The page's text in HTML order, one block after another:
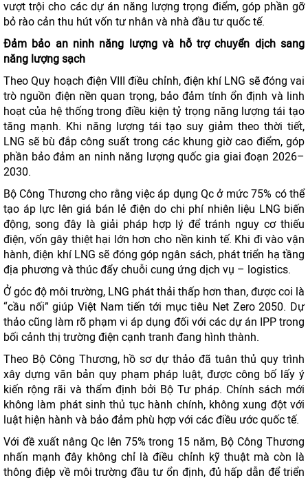
vượt trội cho các dự án năng lượng trọng điểm, góp phần gỡ
bỏ rào cản thu hút vốn tư nhân và nhà đầu tư quốc tế.
Đảm bảo an ninh năng lượng và hỗ trợ chuyển dịch sang
năng lượng sạch
Theo Quy hoạch điện VIII điều chỉnh, điện khí LNG sẽ đóng vai
trò nguồn điện nền quan trọng, bảo đảm tính ổn định và linh
hoạt của hệ thống trong điều kiện tỷ trọng năng lượng tái tạo
tăng mạnh. Khi năng lượng tái tạo suy giảm theo thời tiết,
LNG sẽ bù đắp công suất trong các khung giờ cao điểm, góp
phần bảo đảm an ninh năng lượng quốc gia giai đoạn 2026–
2030.
Bộ Công Thương cho rằng việc áp dụng Qc ở mức 75% có thể
tạo áp lực lên giá bán lẻ điện do chi phí nhiên liệu LNG biến
động, song đây là giải pháp hợp lý để tránh nguy cơ thiếu
điện, vốn gây thiệt hại lớn hơn cho nền kinh tế. Khi đi vào vận
hành, điện khí LNG sẽ đóng góp ngân sách, phát triển hạ tầng
địa phương và thúc đẩy chuỗi cung ứng dịch vụ – logistics.
Ở góc độ môi trường, LNG phát thải thấp hơn than, được coi là
“cầu nối” giúp Việt Nam tiến tới mục tiêu Net Zero 2050. Dự
thảo cũng làm rõ phạm vi áp dụng đối với các dự án IPP trong
bối cảnh thị trường điện cạnh tranh đang hình thành.
Theo Bộ Công Thương, hồ sơ dự thảo đã tuân thủ quy trình
xây dựng văn bản quy phạm pháp luật, được công bố lấy ý
kiến rộng rãi và thẩm định bởi Bộ Tư pháp. Chính sách mới
không làm phát sinh thủ tục hành chính, không xung đột với
luật hiện hành và bảo đảm phù hợp với các điều ước quốc tế.
Với đề xuất nâng Qc lên 75% trong 15 năm, Bộ Công Thương
nhấn mạnh đây không chỉ là điều chỉnh kỹ thuật mà còn là
thông điệp về môi trường đầu tư ổn định, đủ hấp dẫn để triển